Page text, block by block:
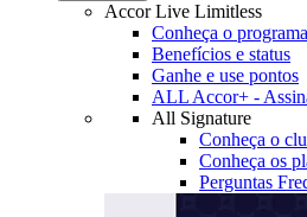
Accor Live Limitless
Conheça o programa
Benefícios e status
Ganhe e use pontos
ALL Accor+ -
All Signature
Conheça o
Conheça os
Perguntas